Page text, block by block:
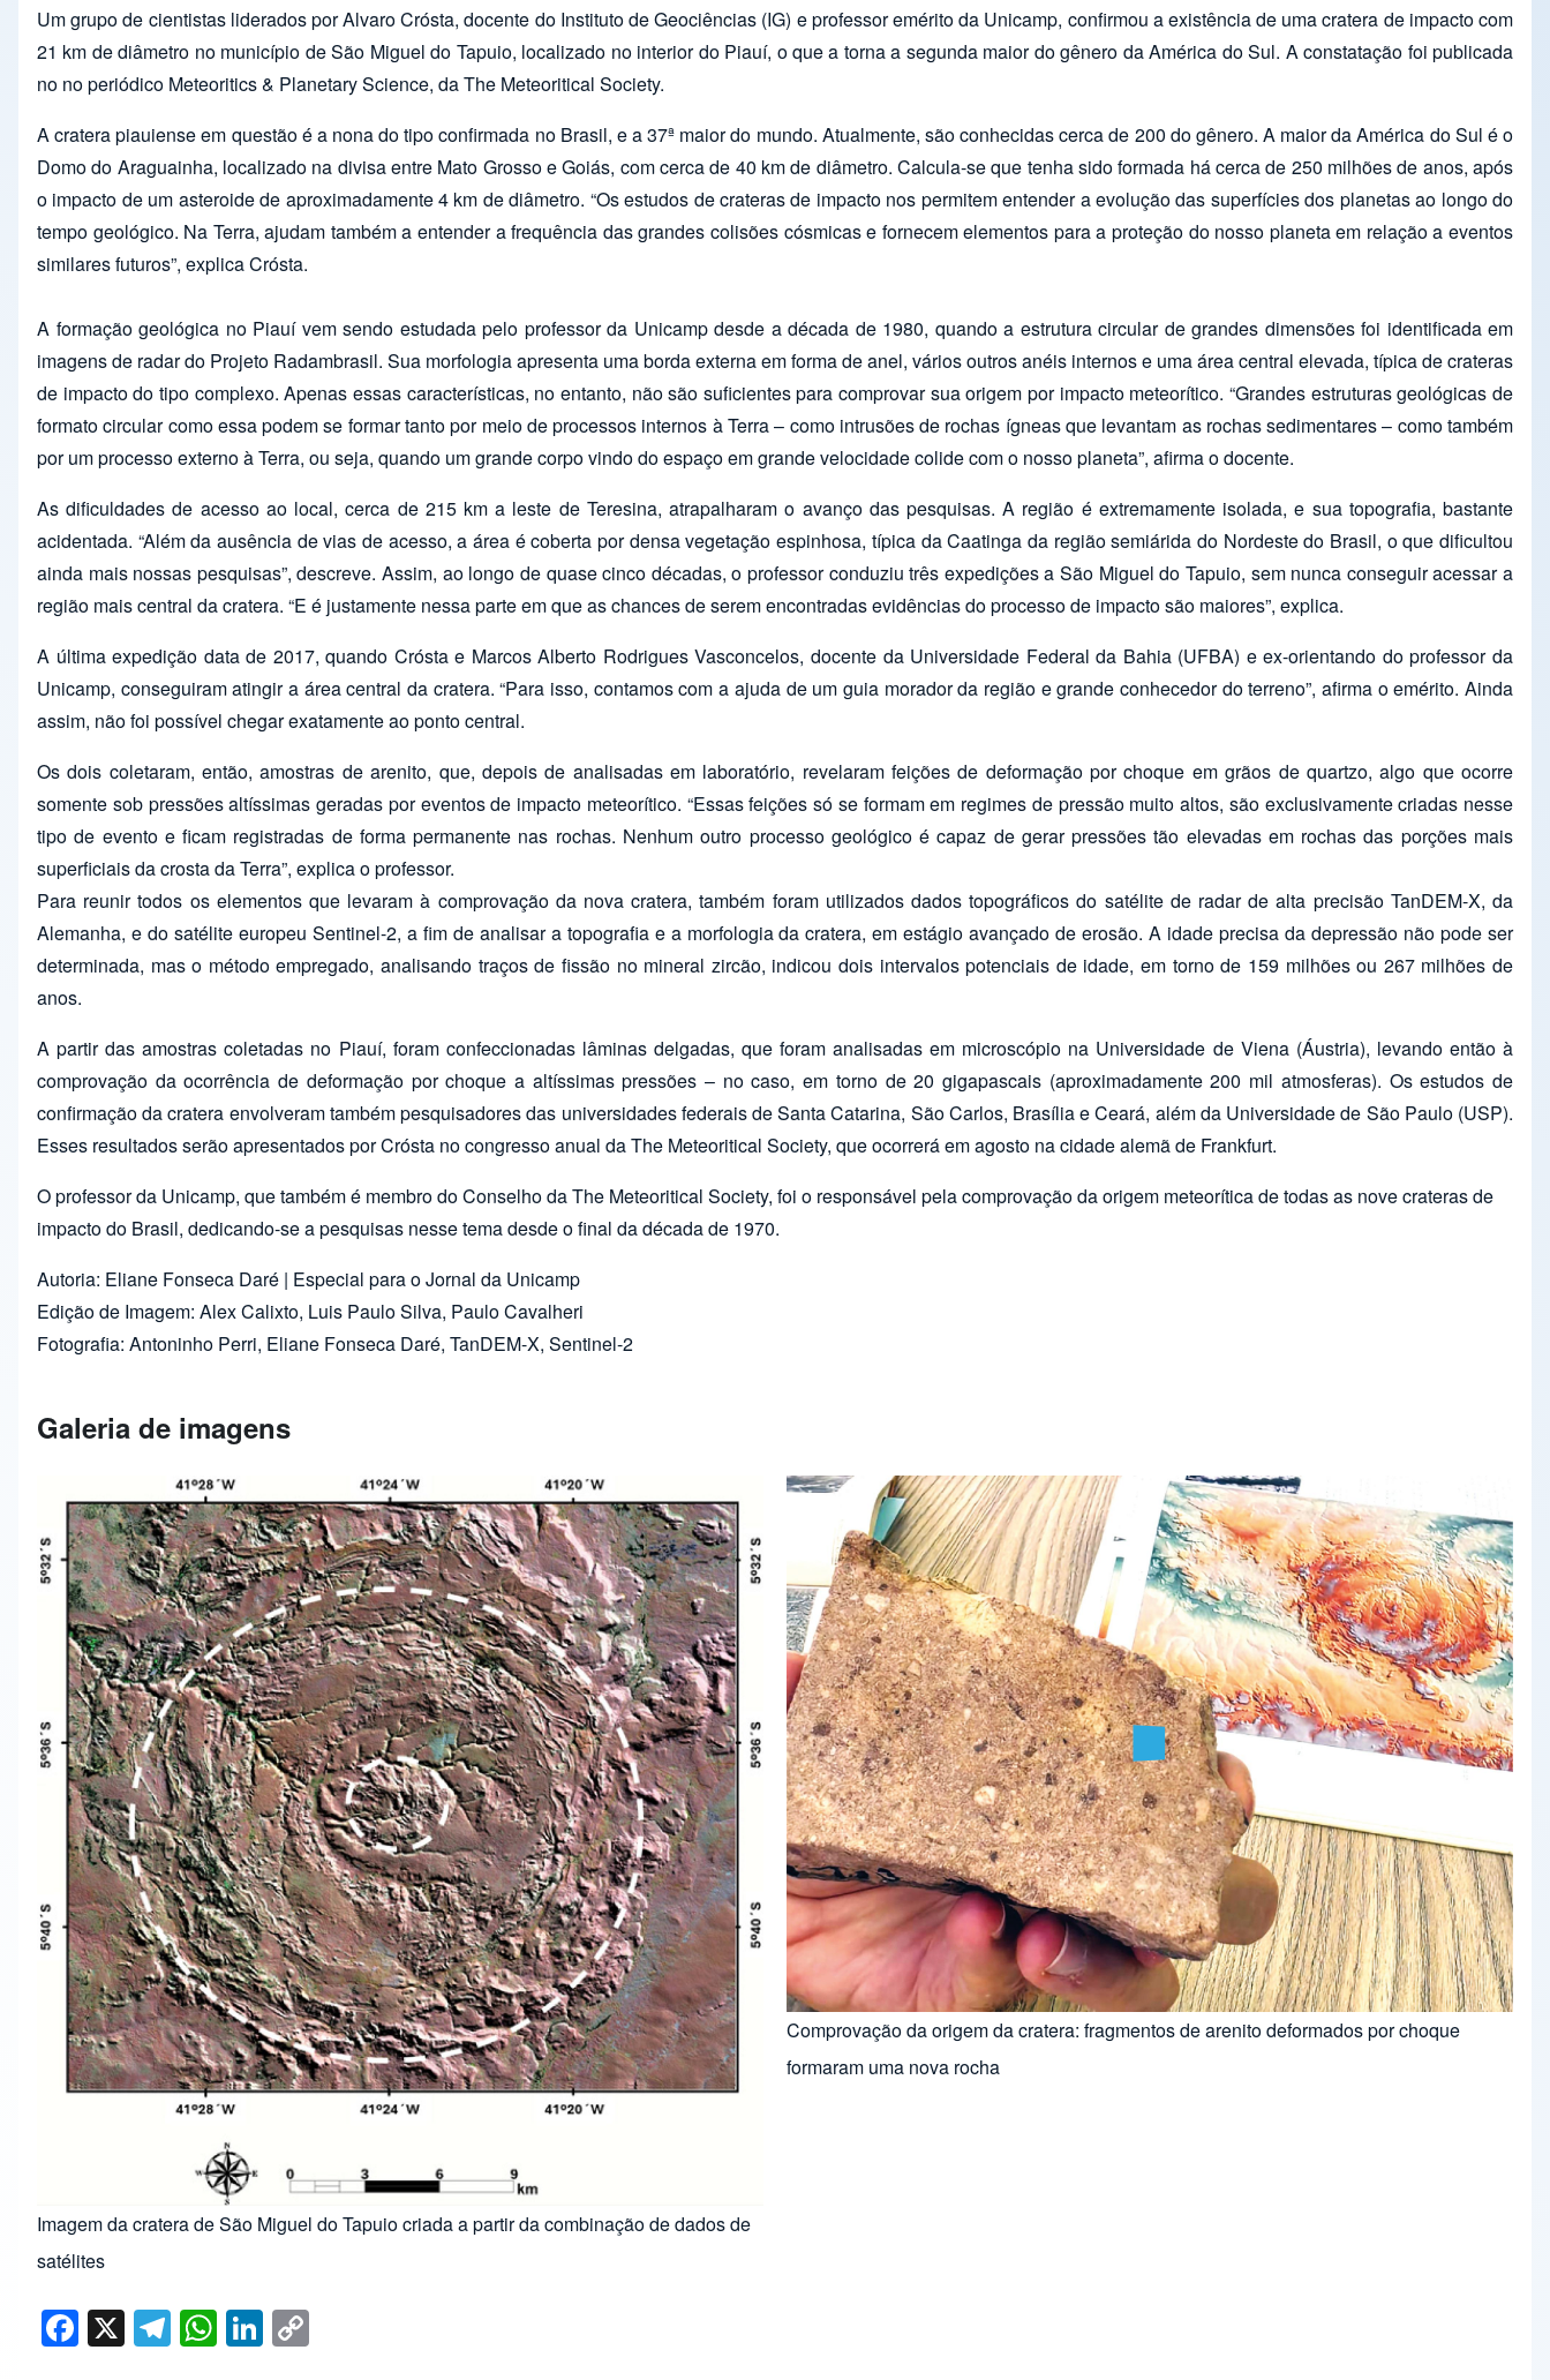
Um grupo de cientistas liderados por Alvaro Crósta, docente do Instituto de Geociências (IG) e professor emérito da Unicamp, confirmou a existência de uma cratera de impacto com
21 km de diâmetro no município de São Miguel do Tapuio, localizado no interior do Piauí, o que a torna a segunda maior do gênero da América do Sul. A constatação foi publicada
no no periódico Meteoritics & Planetary Science, da The Meteoritical Society.
A cratera piauiense em questão é a nona do tipo confirmada no Brasil, e a 37ª maior do mundo. Atualmente, são conhecidas cerca de 200 do gênero. A maior da América do Sul é o
Domo do Araguainha, localizado na divisa entre Mato Grosso e Goiás, com cerca de 40 km de diâmetro. Calcula-se que tenha sido formada há cerca de 250 milhões de anos, após
o impacto de um asteroide de aproximadamente 4 km de diâmetro. “Os estudos de crateras de impacto nos permitem entender a evolução das superfícies dos planetas ao longo do
tempo geológico. Na Terra, ajudam também a entender a frequência das grandes colisões cósmicas e fornecem elementos para a proteção do nosso planeta em relação a eventos
similares futuros”, explica Crósta.
A formação geológica no Piauí vem sendo estudada pelo professor da Unicamp desde a década de 1980, quando a estrutura circular de grandes dimensões foi identificada em
imagens de radar do Projeto Radambrasil. Sua morfologia apresenta uma borda externa em forma de anel, vários outros anéis internos e uma área central elevada, típica de crateras
de impacto do tipo complexo. Apenas essas características, no entanto, não são suficientes para comprovar sua origem por impacto meteorítico. “Grandes estruturas geológicas de
formato circular como essa podem se formar tanto por meio de processos internos à Terra – como intrusões de rochas ígneas que levantam as rochas sedimentares – como também
por um processo externo à Terra, ou seja, quando um grande corpo vindo do espaço em grande velocidade colide com o nosso planeta”, afirma o docente.
As dificuldades de acesso ao local, cerca de 215 km a leste de Teresina, atrapalharam o avanço das pesquisas. A região é extremamente isolada, e sua topografia, bastante
acidentada. “Além da ausência de vias de acesso, a área é coberta por densa vegetação espinhosa, típica da Caatinga da região semiárida do Nordeste do Brasil, o que dificultou
ainda mais nossas pesquisas”, descreve. Assim, ao longo de quase cinco décadas, o professor conduziu três expedições a São Miguel do Tapuio, sem nunca conseguir acessar a
região mais central da cratera. “E é justamente nessa parte em que as chances de serem encontradas evidências do processo de impacto são maiores”, explica.
A última expedição data de 2017, quando Crósta e Marcos Alberto Rodrigues Vasconcelos, docente da Universidade Federal da Bahia (UFBA) e ex-orientando do professor da
Unicamp, conseguiram atingir a área central da cratera. “Para isso, contamos com a ajuda de um guia morador da região e grande conhecedor do terreno”, afirma o emérito. Ainda
assim, não foi possível chegar exatamente ao ponto central.
Os dois coletaram, então, amostras de arenito, que, depois de analisadas em laboratório, revelaram feições de deformação por choque em grãos de quartzo, algo que ocorre
somente sob pressões altíssimas geradas por eventos de impacto meteorítico. “Essas feições só se formam em regimes de pressão muito altos, são exclusivamente criadas nesse
tipo de evento e ficam registradas de forma permanente nas rochas. Nenhum outro processo geológico é capaz de gerar pressões tão elevadas em rochas das porções mais
superficiais da crosta da Terra”, explica o professor.
Para reunir todos os elementos que levaram à comprovação da nova cratera, também foram utilizados dados topográficos do satélite de radar de alta precisão TanDEM-X, da
Alemanha, e do satélite europeu Sentinel-2, a fim de analisar a topografia e a morfologia da cratera, em estágio avançado de erosão. A idade precisa da depressão não pode ser
determinada, mas o método empregado, analisando traços de fissão no mineral zircão, indicou dois intervalos potenciais de idade, em torno de 159 milhões ou 267 milhões de
anos.
A partir das amostras coletadas no Piauí, foram confeccionadas lâminas delgadas, que foram analisadas em microscópio na Universidade de Viena (Áustria), levando então à
comprovação da ocorrência de deformação por choque a altíssimas pressões – no caso, em torno de 20 gigapascais (aproximadamente 200 mil atmosferas). Os estudos de
confirmação da cratera envolveram também pesquisadores das universidades federais de Santa Catarina, São Carlos, Brasília e Ceará, além da Universidade de São Paulo (USP).
Esses resultados serão apresentados por Crósta no congresso anual da The Meteoritical Society, que ocorrerá em agosto na cidade alemã de Frankfurt.
O professor da Unicamp, que também é membro do Conselho da The Meteoritical Society, foi o responsável pela comprovação da origem meteorítica de todas as nove crateras de
impacto do Brasil, dedicando-se a pesquisas nesse tema desde o final da década de 1970.
Autoria: Eliane Fonseca Daré | Especial para o Jornal da Unicamp
Edição de Imagem: Alex Calixto, Luis Paulo Silva, Paulo Cavalheri
Fotografia: Antoninho Perri, Eliane Fonseca Daré, TanDEM-X, Sentinel-2
Galeria de imagens
Imagem da cratera de São Miguel do Tapuio criada a partir da combinação de dados de
satélites
Comprovação da origem da cratera: fragmentos de arenito deformados por choque
formaram uma nova rocha
F
a
X T
el
W
h
Li
n